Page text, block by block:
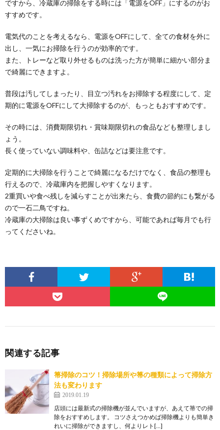
ですから、冷蔵庫の掃除をする時には「電源をOFF」にするのがお
すすめです。
電気代のことを考えるなら、電源をOFFにして、全ての食材を外に
出し、一気にお掃除を行うのが効率的です。
また、トレーなど取り外せるものは洗った方が簡単に細かい部分ま
で綺麗にできますよ。
普段は汚してしまったり、目立つ汚れをお掃除する程度にして、定
期的に電源をOFFにして大掃除するのが、もっともおすすめです。
その時には、消費期限切れ・賞味期限切れの食品なども整理しまし
ょう。
長く使っていない調味料や、缶詰などは要注意です。
定期的に大掃除を行うことで綺麗になるだけでなく、食品の整理も
行えるので、冷蔵庫内を把握しやすくなります。
2重買いや食べ残しを減らすことが出来たら、食費の節約にも繋がる
ので一石二鳥ですね。
冷蔵庫の大掃除は良い事ずくめですから、可能であれば毎月でも行
ってくださいね。
関連する記事
箒掃除のコツ！掃除場所や箒の種類によって掃除方
法も変わります
2019.01.19
店頭には最新式の掃除機が並んでいますが、あえて箒での掃
除をおすすめします。 コツさえつかめば掃除機よりも簡単き
れいに掃除ができますし、何よりレト[…]